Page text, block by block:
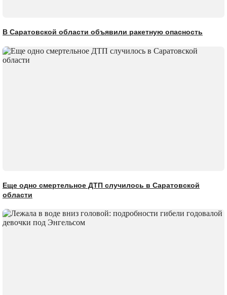
В Саратовской области объявили ракетную опасность
Еще одно смертельное ДТП случилось в Саратовской
области